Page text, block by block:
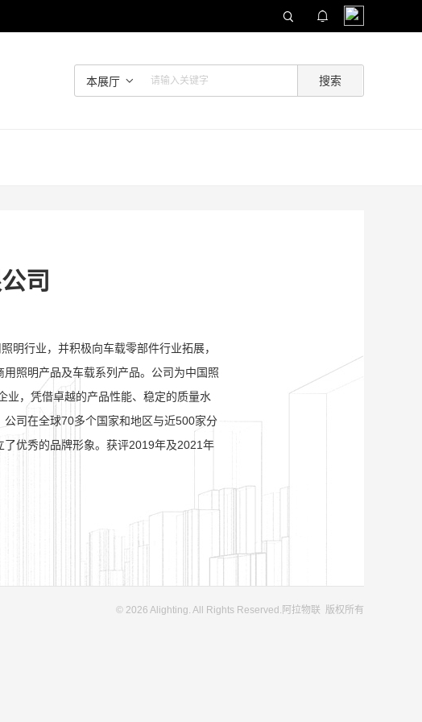
本展厅
司
明行业，并积极向车载零部件行业拓展，
照明产品及车载系列产品。公司为中国照
业，凭借卓越的产品性能、稳定的质量水
司在全球70多个国家和地区与近500家分
优秀的品牌形象。获评2019年及2021年
© 2026 Alighting. All Rights Reserved. 阿拉物联 版权所有